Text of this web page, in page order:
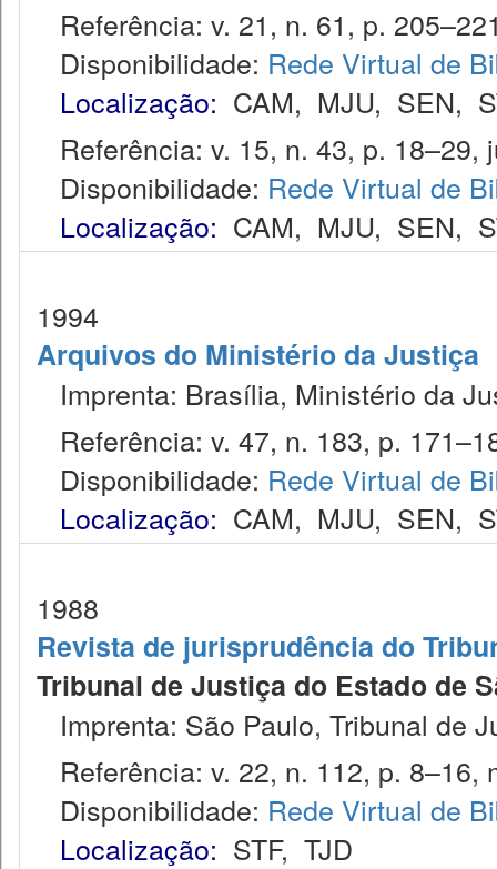
Referência: v. 21, n. 61, p.
Disponibilidade: Rede Virtual de
Localização: CAM, MJU, SEN,
Referência: v. 15, n. 43, p. 18–29,
Disponibilidade: Rede Virtual de
Localização: CAM, MJU, SEN,
1994
Arquivos do Ministério da Justiça
Imprenta: Brasília, Ministério da
Referência: v. 47, n. 183, p.
Disponibilidade: Rede Virtual de
Localização: CAM, MJU, SEN,
1988
Revista de jurisprudência do
Tribunal de Justiça do Estado de
Imprenta: São Paulo, Tribunal de
Referência: v. 22, n. 112, p. 8–16,
Disponibilidade: Rede Virtual de
Localização: STF, TJD